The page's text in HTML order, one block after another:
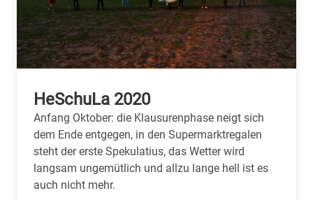
HeSchuLa 2020
Anfang Oktober: die Klausurenphase neigt sich
dem Ende entgegen, in den Supermarktregalen
steht der erste Spekulatius, das Wetter wird
langsam ungemütlich und allzu lange hell ist es
auch nicht mehr.